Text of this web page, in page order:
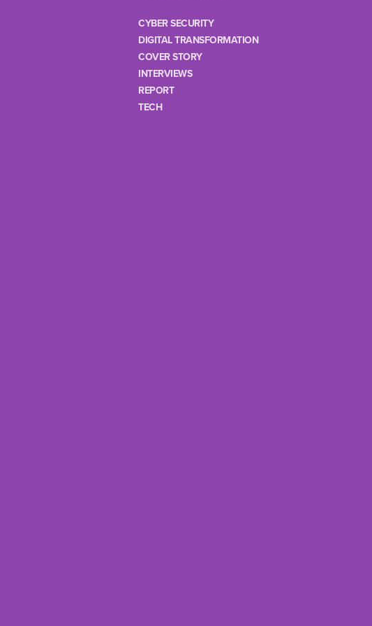
CYBER SECURITY
DIGITAL TRANSFORMATION
COVER STORY
INTERVIEWS
REPORT
TECH